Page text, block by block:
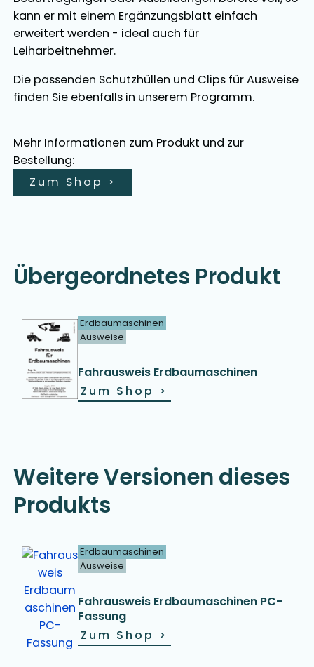
kann er mit einem Ergänzungsblatt einfach
erweitert werden - ideal auch für
Leiharbeitnehmer.
Die passenden Schutzhüllen und Clips für Ausweise
finden Sie ebenfalls in unserem Programm.
Mehr Informationen zum Produkt und zur
Bestellung:
Zum Shop >
Übergeordnetes Produkt
Erdbaumaschinen
Ausweise
Fahrausweis Erdbaumaschinen
Zum Shop >
Weitere Versionen dieses
Produkts
Erdbaumaschinen
Ausweise
Fahrausweis Erdbaumaschinen PC-
Fassung
Zum Shop >